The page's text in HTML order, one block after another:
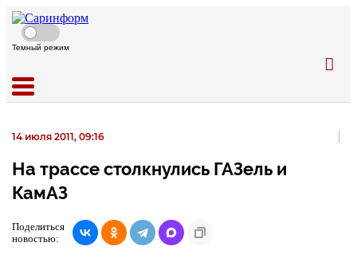
Темный режим
14 июля 2011, 09:16
На трассе столкнулись ГАЗель и
КамАЗ
Поделиться
новостью: